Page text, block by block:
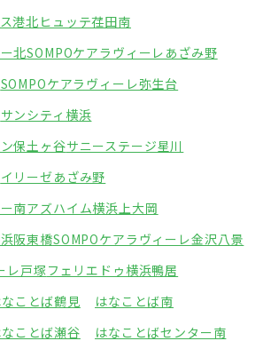
港北 ヒュッテ荏田南
北SOMPOケアラヴィーレあざみ野
SOMPOケアラヴィーレ弥生台
サンシティ横浜
保土ヶ谷サニーステージ星川
イリーゼあざみ野
南アズハイム横浜上大岡
阪東橋SOMPOケアラヴィーレ金沢八景
レ戸塚フェリエドゥ横浜鴨居
なことば鶴見
はなことば南
なことば瀬谷 はなことばセンター南